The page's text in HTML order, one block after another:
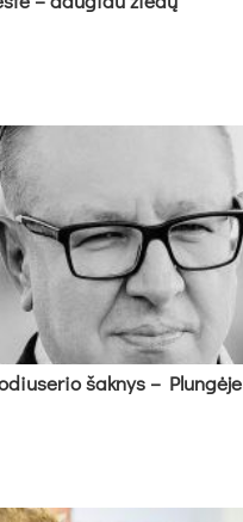
šak­nys – Plun­gė­je